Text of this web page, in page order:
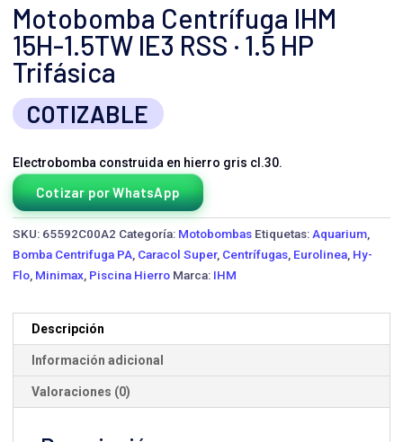
Motobomba Centrífuga IHM
15H-1.5TW IE3 RSS · 1.5 HP
Trifásica
COTIZABLE
Electrobomba construida en hierro gris cl.30.
Cotizar por WhatsApp
SKU: 65592C00A2 Categoría: Motobombas Etiquetas: Aquarium
Bomba Centrifuga PA Caracol Super, Centrífugas Eurolinea Hy-
Flo Minimax Piscina Hierro Marca: IHM
Descripción
Información adicional
Valoraciones (0)